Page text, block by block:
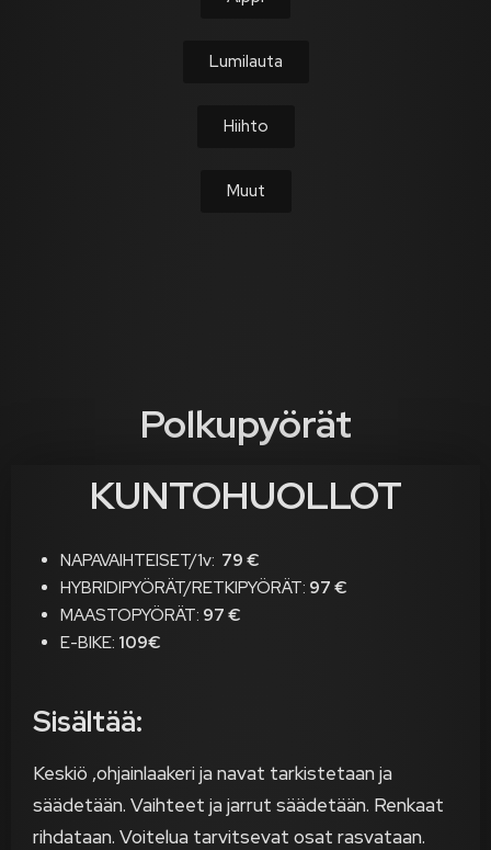
Lumilauta
Hiihto
Muut
Polkupyörät
KUNTOHUOLLOT
NAPAVAIHTEISET/1v: 79 €
HYBRIDIPYÖRÄT/RETKIPYÖRÄT: 97 €
MAASTOPYÖRÄT: 97 €
E-BIKE: 109€
Sisältää:
Keskiö ,ohjainlaakeri ja navat tarkistetaan ja
säädetään. Vaihteet ja jarrut säädetään. Renkaat
rihdataan. Voitelua tarvitsevat osat rasvataan.